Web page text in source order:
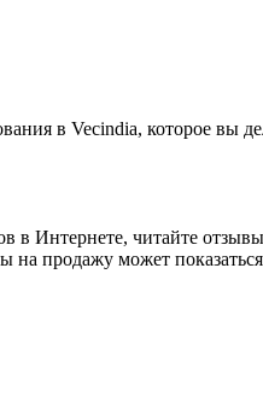
в Vecindia, которое вы
в Интернете, читайте
продажу может